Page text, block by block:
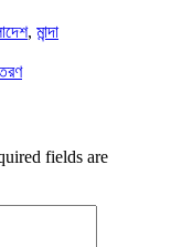
, মান্দা
fields are